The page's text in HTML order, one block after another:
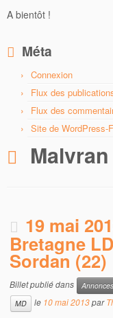
A bientôt !
Méta
Connexion
Flux des
Flux des
Site de WordPress-
Malvran
19 mai
Bretagne
Sordan (22)
Billet publié dans
MD
le 10 mai 2013par